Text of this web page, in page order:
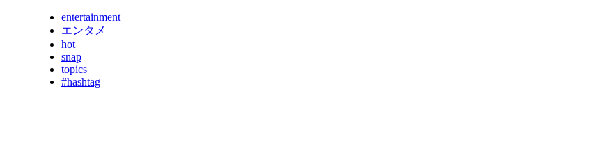
entertainment
エンタメ
hot
snap
topics
#hashtag